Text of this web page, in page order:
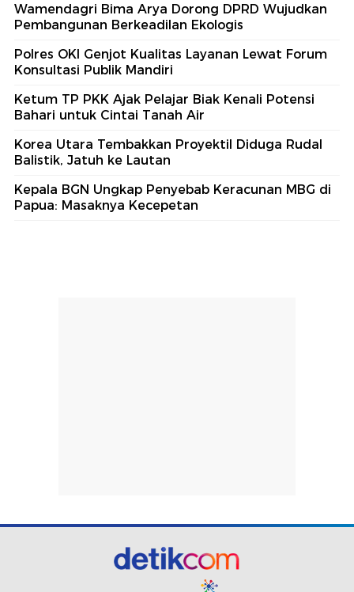
Wamendagri Bima Arya Dorong DPRD Wujudkan
Pembangunan Berkeadilan Ekologis
Polres OKI Genjot Kualitas Layanan Lewat Forum
Konsultasi Publik Mandiri
Ketum TP PKK Ajak Pelajar Biak Kenali Potensi
Bahari untuk Cintai Tanah Air
Korea Utara Tembakkan Proyektil Diduga Rudal
Balistik, Jatuh ke Lautan
Kepala BGN Ungkap Penyebab Keracunan MBG di
Papua: Masaknya Kecepetan